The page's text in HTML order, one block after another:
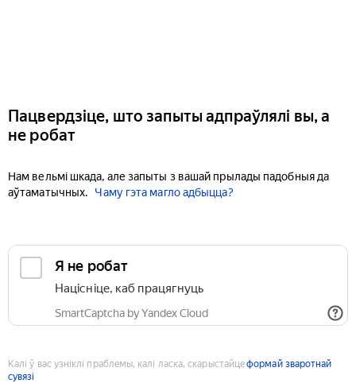
Пацвердзіце, што запыты адпраўлялі вы, а
не робат
Нам вельмі шкада, але запыты з вашай прылады падобныя да
аўтаматычных.
Чаму гэта магло адбыцца?
Я не робат
Націсніце, каб працягнуць
SmartCaptcha by Yandex Cloud
Калі ў вас узніклі праблемы, калі ласка, скарыстайцеформай зваротнай
сувязі